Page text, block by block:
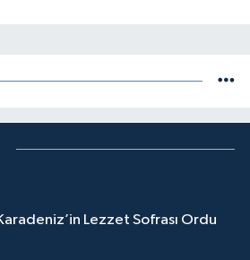
Lezzet Sofrası Ordu